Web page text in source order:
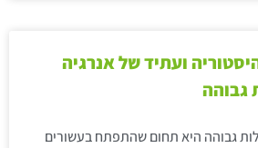
ועתיד של אנרגיה
גבוהה
גבוהה היא תחום שהתפתח בעשורים